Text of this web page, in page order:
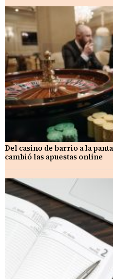
Del casino de barrio a la
cambió las apuestas online